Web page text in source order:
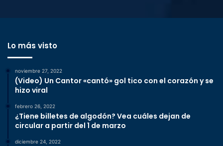
Lo más visto
noviembre 27, 2022
(Video) Un Cantor «cantó» gol tico con el corazón y se
hizo viral
febrero 26, 2022
¿Tiene billetes de algodón? Vea cuáles dejan de
circular a partir del 1 de marzo
diciembre 24, 2022